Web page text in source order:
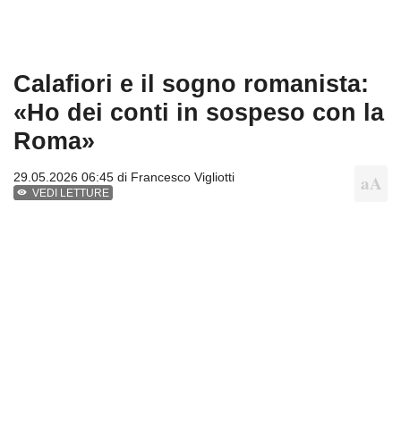
Calafiori e il sogno romanista:
«Ho dei conti in sospeso con la
Roma»
29.05.2026 06:45 di Francesco Vigliotti
VEDI LETTURE